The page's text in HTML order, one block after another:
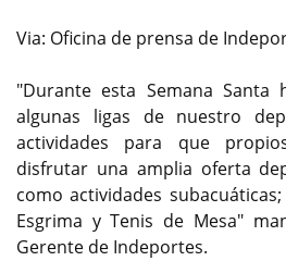
Via: Oficina de prensa de
"Durante esta Semana Santa
algunas ligas de nuestro
actividades para que
disfrutar una amplia oferta
como actividades
Esgrima y Tenis de Mesa"
Gerente de Indeportes.